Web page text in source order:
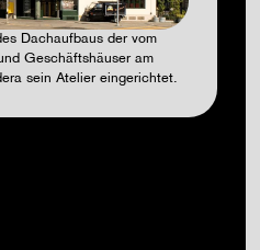
Dachaufbaus der vom
Geschäftshäuser am
sein Atelier eingerichtet.